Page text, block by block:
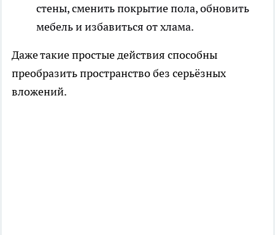
стены, сменить покрытие пола, обновить
мебель и избавиться от хлама.
Даже такие простые действия способны
преобразить пространство без серьёзных
вложений.